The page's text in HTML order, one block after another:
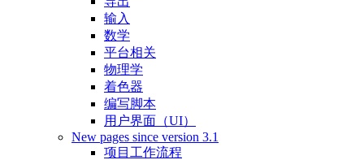
输入
数学
平台相关
物理学
着色器
编写脚本
用户界面（UI）
New pages since version 3.1
项目工作流程